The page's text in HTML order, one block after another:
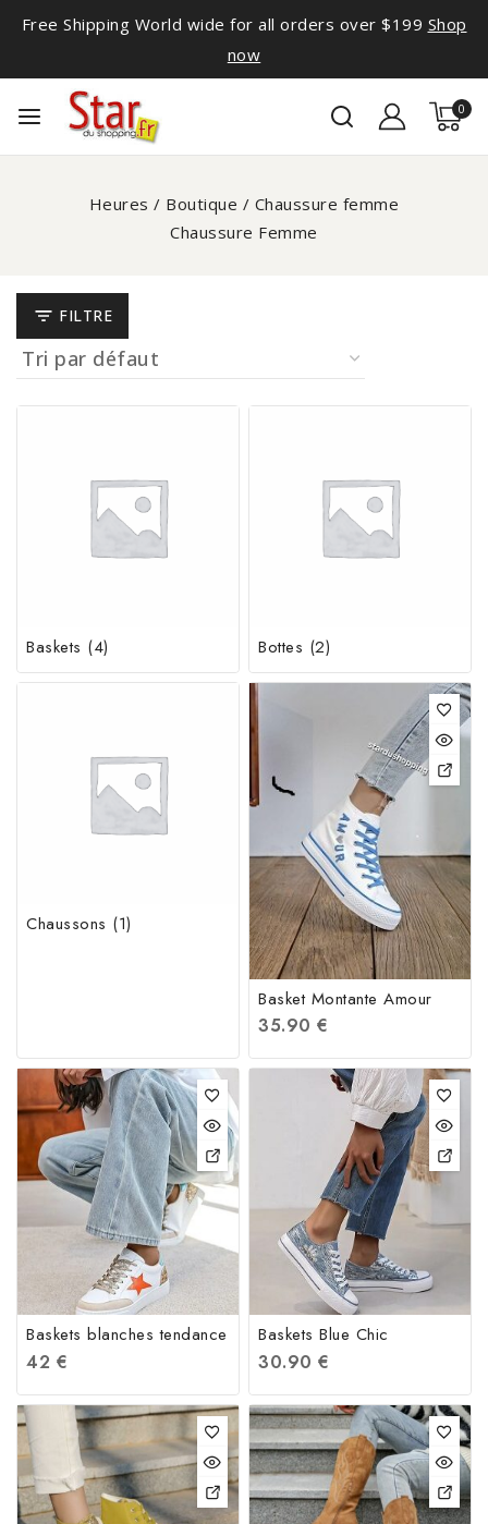
Free Shipping World wide for all orders over $199 Shop
now
0
Heures / Boutique / Chaussure femme
Chaussure Femme
FILTRE
Baskets (4) Bottes (2)
Chaussons (1)
Basket Montante Amour
35.90 €
Baskets blanches tendance
42 €
Baskets Blue Chic
30.90 €